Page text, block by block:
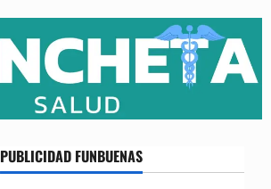
PUBLICIDAD FUNBUENAS